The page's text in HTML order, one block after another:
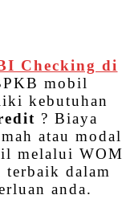
Checking di
mobil
kebutuhan
? Biaya
atau modal
melalui WOM
terbaik dalam
anda.